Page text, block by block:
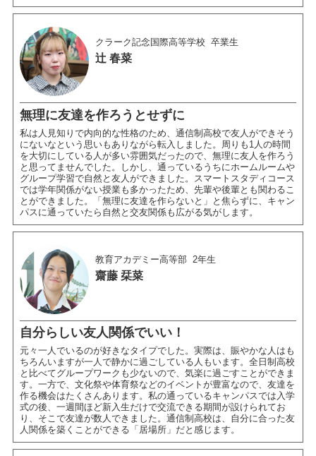
クラーク記念国際高等学校 卒業生
辻 春菜
無理に友達を作ろうとせずに
私は人見知りで内向的な性格のため、通信制高校で友人ができそう
にないなという思いもありながら転入しました。周りも1人の時間
を大切にしている人が多い雰囲気だったので、無理に友人を作ろう
と思ってませんでした。しかし、通っているうちにホームルームや
グループ学習で自然と友人ができました。スマートスタディコース
では学年関係がない授業も多かったため、先輩や後輩とも関わるこ
とができました。「無理に友達を作らないと」と焦らずに、キャン
パスに通っていたら自然と交友関係も広がる気がします。
教育アカデミー高等部 2年生
齋藤 栞菜
自分らしい友人関係でいい！
元々一人でいるのが好きなタイプでした。実際は、賑やかな人はも
ちろんいますが一人で静かに過ごしている人もいます。全日制高校
と比べてグループワークも少ないので、気楽に過ごすことができま
す。一方で、文化祭や体育祭などのイベントが豊富なので、友達を
作る機会はたくさんあります。私の通っているキャンパスでは入学
式の後、一週間ほど新入生だけで交流できる期間が設けられてお
り、そこで友達が数人できました。通信制高校は、自分に合った友
人関係を築くことができる「居場所」だと感じます。